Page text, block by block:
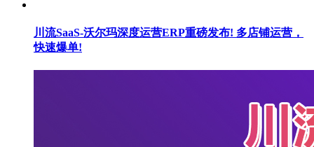
川流SaaS-沃尔玛深度运营ERP重磅发布! 多店铺运营，
快速爆单!